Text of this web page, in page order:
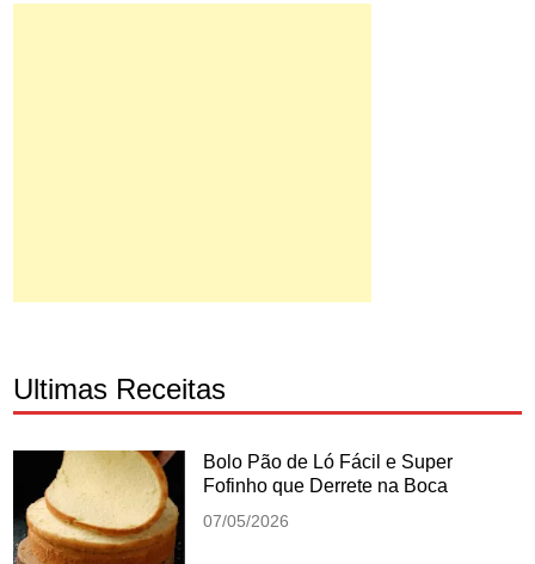
Ultimas Receitas
Bolo Pão de Ló Fácil e Super
Fofinho que Derrete na Boca
07/05/2026